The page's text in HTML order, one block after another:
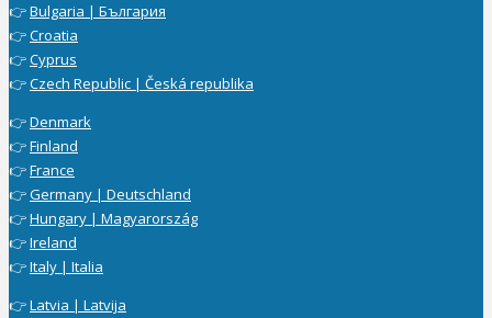
👉Bulgaria | България
👉Croatia
👉Cyprus
👉Czech Republic | Česká republika
👉Denmark
👉Finland
👉France
👉Germany | Deutschland
👉Hungary | Magyarország
👉Ireland
👉Italy | Italia
👉Latvia | Latvija